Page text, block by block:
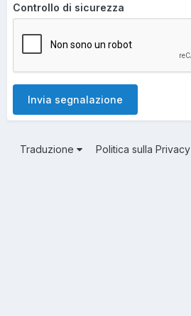
Controllo di sicurezza
Invia segnalazione
Traduzione Politica sulla Privacy